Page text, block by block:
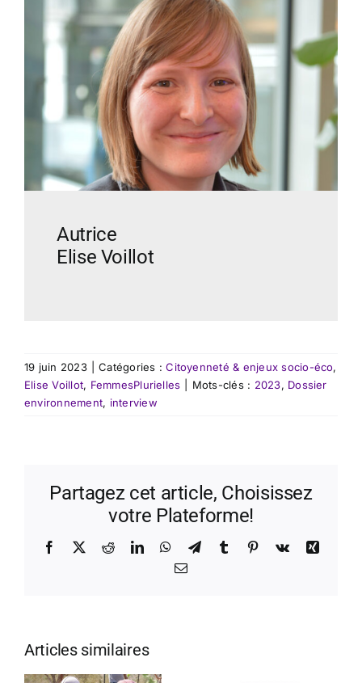
Autrice
Elise Voillot
19 juin 2023 Catégories :Citoyenneté & enjeux socio-éco,
Elise Voillot, FemmesPlurielles Mots-clés : 2023, Dossier
environnement, interview
Partagez cet article, Choisissez
votre Plateforme!
Facebook
X RedditLinkedInWhatsApp
TelegramTumblr Pinterest
Vk
Xing
Email
Articles similaires